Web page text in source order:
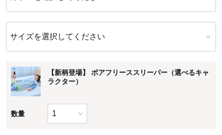
サイズを選択してください
【新柄登場】 ボアフリーススリーパー（選べるキャ
ラクター）
数量